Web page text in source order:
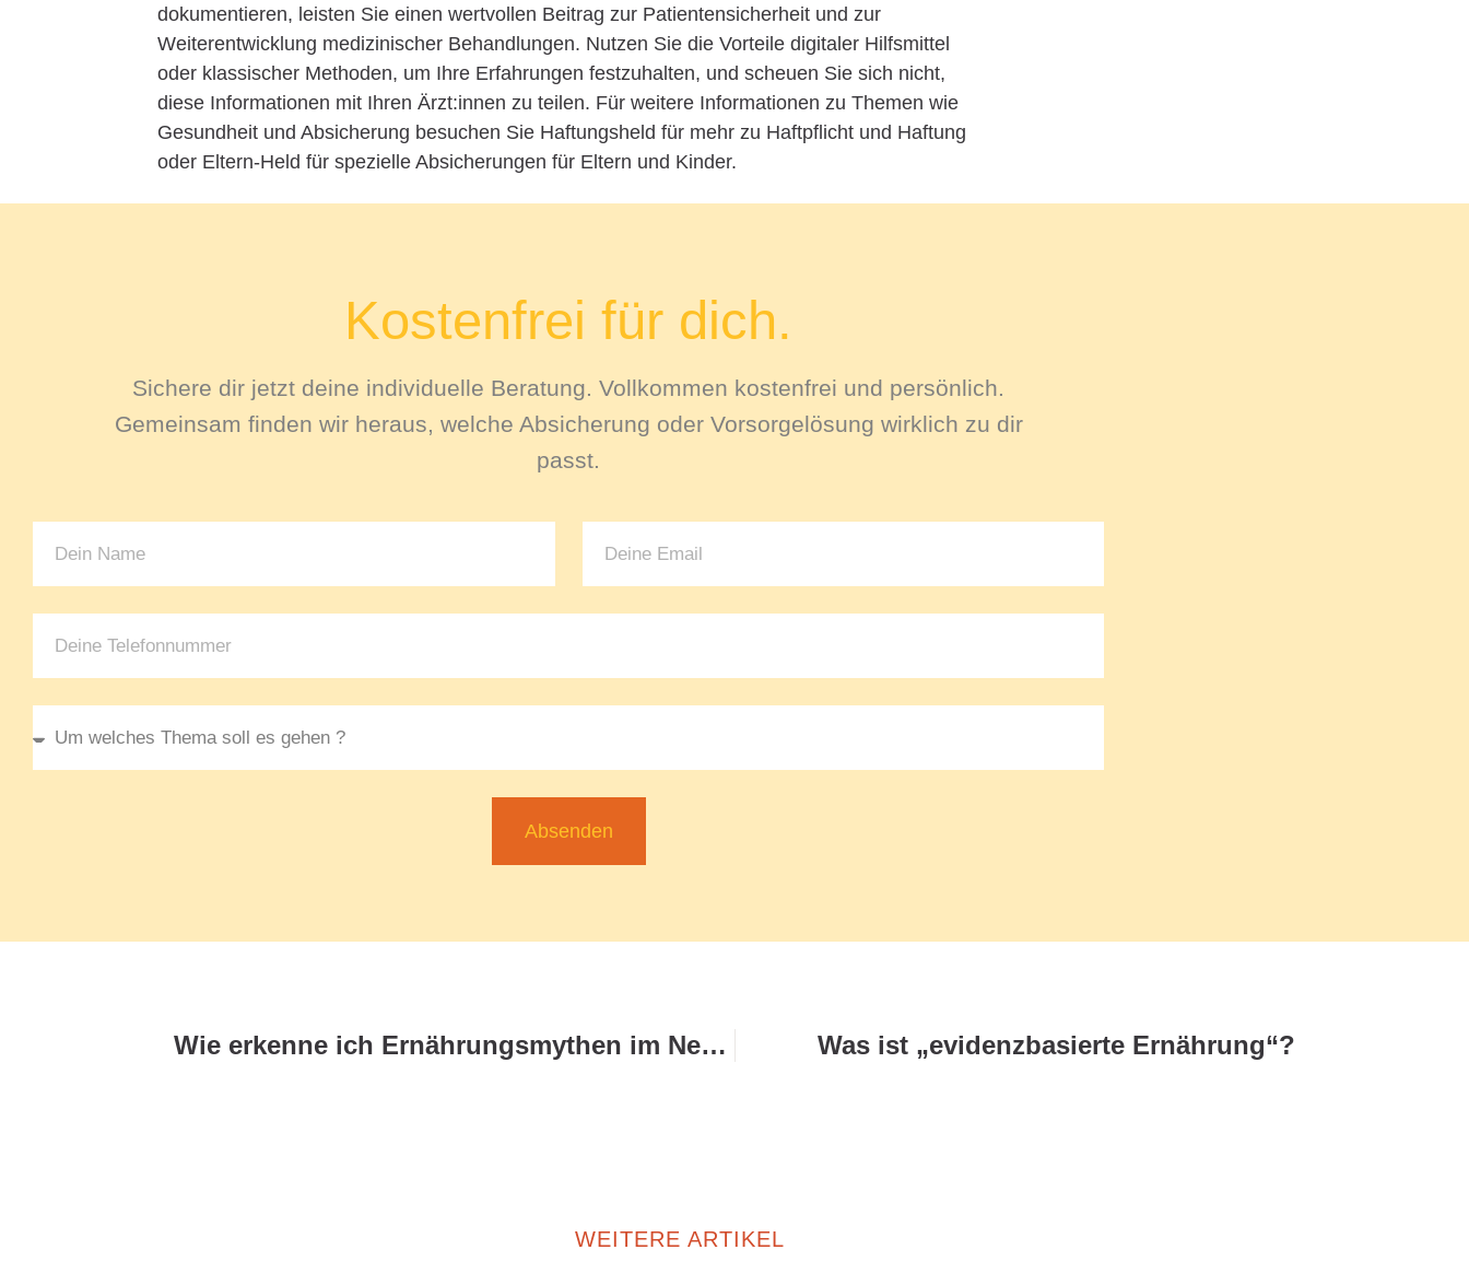
dokumentieren, leisten Sie einen wertvollen Beitrag zur Patientensicherheit und zur
Weiterentwicklung medizinischer Behandlungen. Nutzen Sie die Vorteile digitaler Hilfsmittel
oder klassischer Methoden, um Ihre Erfahrungen festzuhalten, und scheuen Sie sich nicht,
diese Informationen mit Ihren Ärzt:innen zu teilen. Für weitere Informationen zu Themen wie
Gesundheit und Absicherung besuchen Sie Haftungsheld für mehr zu Haftpflicht und Haftung
oder Eltern-Held für spezielle Absicherungen für Eltern und Kinder.
Kostenfrei für dich.
Sichere dir jetzt deine individuelle Beratung. Vollkommen kostenfrei und persönlich.
Gemeinsam finden wir heraus, welche Absicherung oder Vorsorgelösung wirklich zu dir
passt.
Absenden
Wie erkenne ich Ernährungsmythen im Netz? Was ist „evidenzbasierte Ernährung“?
WEITERE ARTIKEL